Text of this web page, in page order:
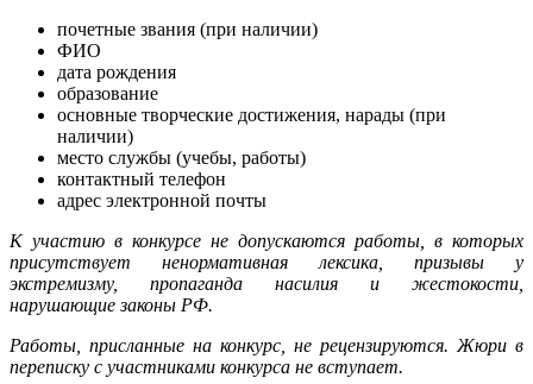
почетные звания (при наличии)
ФИО
дата рождения
образование
основные творческие достижения, нарады (при
наличии)
место службы (учебы, работы)
контактный телефон
адрес электронной почты
К участию в конкурсе не допускаются работы, в которых
присутствует ненормативная лексика, призывы у
экстремизму, пропаганда насилия и жестокости,
нарушающие законы РФ.
Работы, присланные на конкурс, не рецензируются. Жюри в
переписку с участниками конкурса не вступает.